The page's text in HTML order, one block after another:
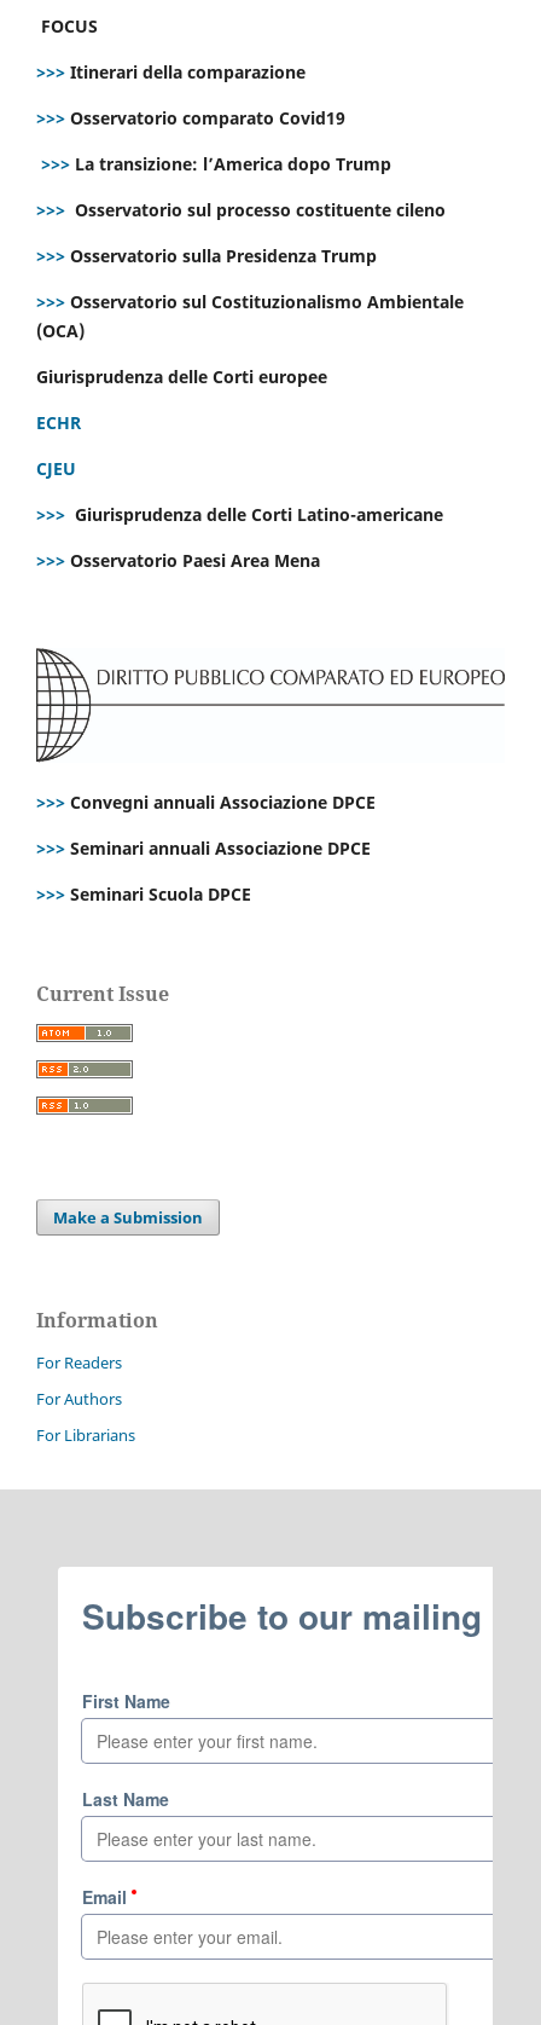
FOCUS
>>> Itinerari della comparazione
>>> Osservatorio comparato Covid19
>>> La transizione: l’America dopo Trump
>>> Osservatorio sul processo costituente cileno
>>> Osservatorio sulla Presidenza Trump
>>> Osservatorio sul Costituzionalismo Ambientale
(OCA)
Giurisprudenza delle Corti europee
ECHR
CJEU
>>> Giurisprudenza delle Corti Latino-americane
>>> Osservatorio Paesi Area Mena
>>> Convegni annuali Associazione DPCE
>>> Seminari annuali Associazione DPCE
>>> Seminari Scuola DPCE
Current Issue
Make a Submission
Information
For Readers
For Authors
For Librarians